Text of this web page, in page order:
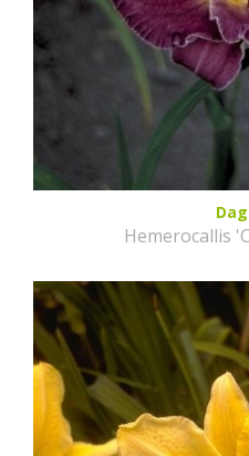
Hemerocallis